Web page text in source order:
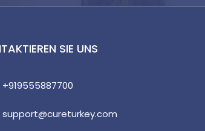
SIE UNS
+919555887700
support@cureturkey.com